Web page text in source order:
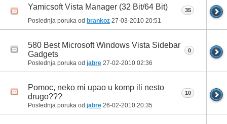
Yamicsoft Vista Manager (32 Bit/64 Bit)
Poslednja poruka od brankoz 27-03-2010 20:51
35
580 Best Microsoft Windows Vista Sidebar
Gadgets
Poslednja poruka od jabre 27-02-2010 02:36
0
Pomoc, neko mi upao u komp ili nesto
drugo???
Poslednja poruka od jabre 26-02-2010 20:35
10